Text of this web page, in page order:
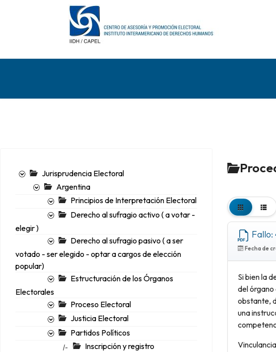
Jurisprudencia Electoral
Argentina
Principios de Interpretación Electoral
Derecho al sufragio activo ( a votar -
elegir )
Derecho al sufragio pasivo ( a ser
votado - ser elegido - optar a cargos de elección
popular)
Estructuración de los Órganos
Electorales
Proceso Electoral
Justicia Electoral
Partidos Políticos
|- Inscripción y registro
Fecha de
Si bien la
del
obstante,
una